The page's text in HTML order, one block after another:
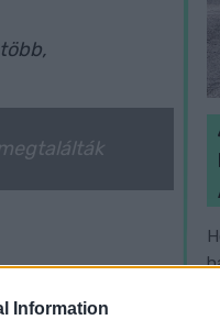
Information
jogainak